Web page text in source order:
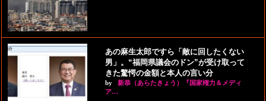
あの麻生太郎ですら「敵に回したくない
男」。“福岡県議会のドン”が受け取って
きた驚愕の金額と本人の言い分
by
新恭（あらたきょう）『国家権力＆メディ
ア…